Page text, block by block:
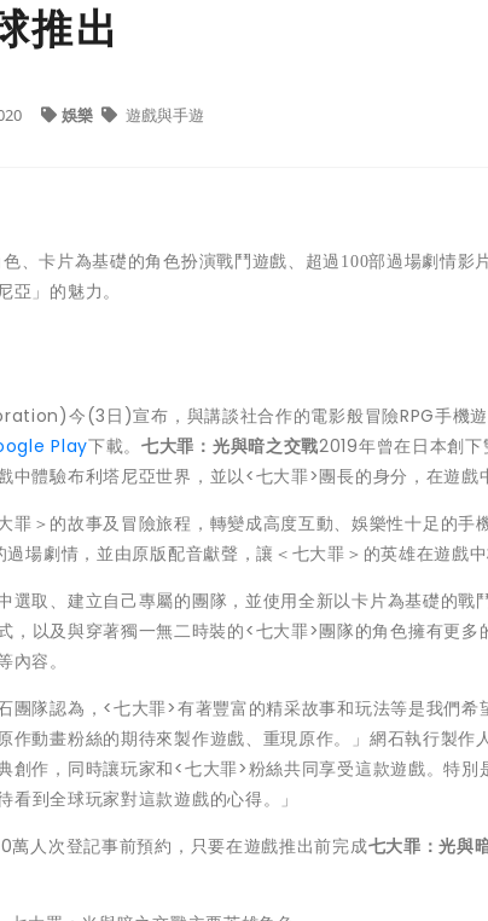
推出
娛樂 遊戲與手遊
色、卡片為基礎的角色扮演戰鬥遊戲、超過 100部過場劇情影
亞」 的魅力。
今(3日)宣布， 與講談社合作的電影般冒險RPG手機
Play下載。七大罪：光與暗之交戰2019年曾在日本創下
中體驗布利塔尼亞世界 ，並以<七大罪>團長的身分，在遊戲
罪＞的故事及冒險旅程， 轉變成高度互動、娛樂性十足的手
場劇情，並由原版配音獻聲，讓＜七大罪＞的英雄在遊戲中
選取、建立自己專屬的團隊， 並使用全新以卡片為基礎的戰
， 以及與穿著獨一無二時裝的<七大罪>團隊的角色擁有更多
容。
團隊認為，<七大罪>有著豐富的精采故事和玩法等是我們希
動畫粉絲的期待來製作遊戲、 重現原作。」網石執行製
創作， 同時讓玩家和<七大罪>粉絲共同享受這款遊戲。特別
看到全球玩家對這款遊戲的心得。」
人次登記事前預約， 只要在遊戲推出前完成七大罪：光與